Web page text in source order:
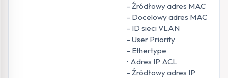
– Źródłowy adres MAC
– Docelowy adres MAC
– ID sieci VLAN
– User Priority
– Ethertype
• Adres IP ACL
– Źródłowy adres IP